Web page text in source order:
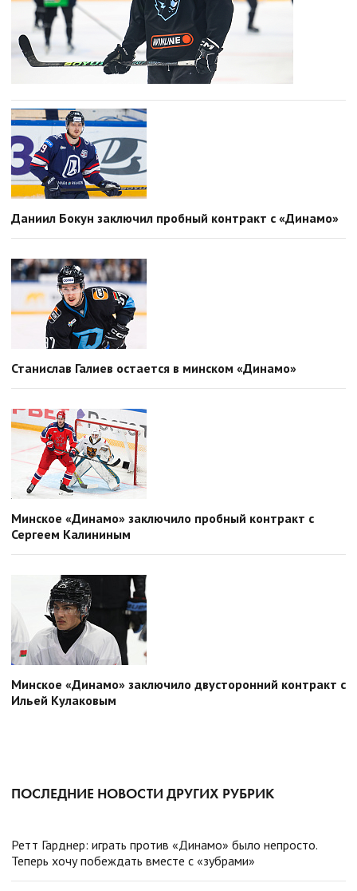
Даниил Бокун заключил пробный контракт с «Динамо»
Станислав Галиев остается в минском «Динамо»
Минское «Динамо» заключило пробный контракт с
Сергеем Калининым
Минское «Динамо» заключило двусторонний контракт с
Ильей Кулаковым
ПОСЛЕДНИЕ НОВОСТИ ДРУГИХ РУБРИК
Ретт Гарднер: играть против «Динамо» было непросто.
Теперь хочу побеждать вместе с «зубрами»